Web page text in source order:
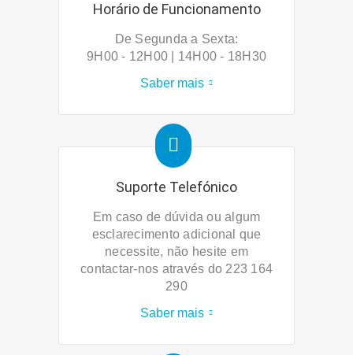
Horário de Funcionamento
De Segunda a Sexta:
9H00 - 12H00 | 14H00 - 18H30
Saber mais
Suporte Telefónico
Em caso de dúvida ou algum
esclarecimento adicional que
necessite, não hesite em
contactar-nos através do 223 164
290
Saber mais